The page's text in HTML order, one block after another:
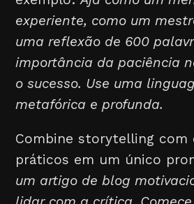
experiente, como um
uma reflexão de 600
importância da paciência
o sucesso. Use uma
metafórica e profunda.
Combine storytelling com
práticos em um único
um artigo de blog